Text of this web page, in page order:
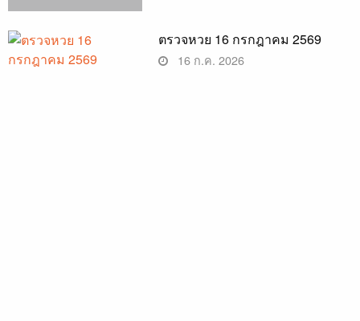
ตรวจหวย 16 กรกฎาคม 2569
16 ก.ค. 2026